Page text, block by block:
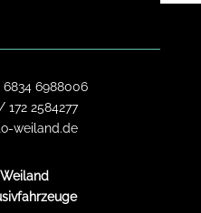
6988006
172 2584277
weiland.de